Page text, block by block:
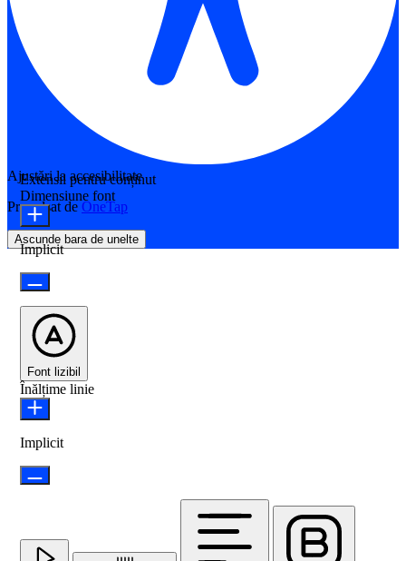
Ajustări la accesibilitate
Propulsat de OneTap
Ascunde bara de unelte
Extensii pentru conținut
Dimensiune font
Implicit
Font lizibil
Înălțime linie
Implicit